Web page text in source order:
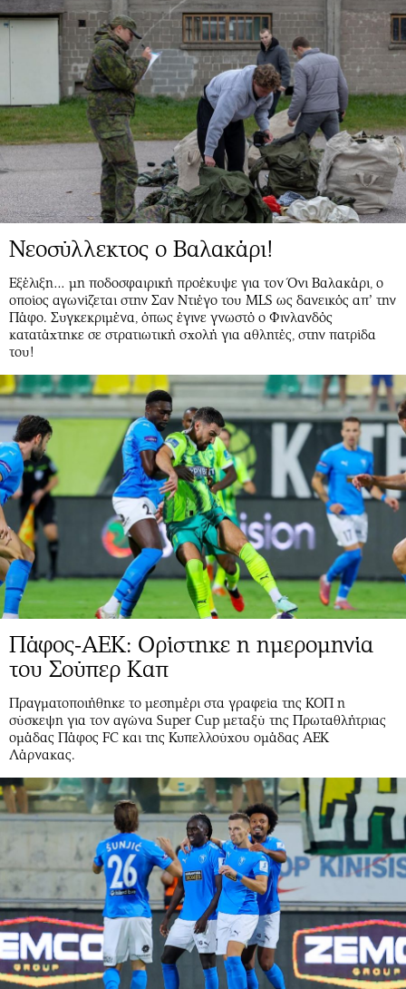
Νεοσύλλεκτος ο Βαλακάρι!
Εξέλιξη… μη ποδοσφαιρική προέκυψε για τον Όνι Βαλακάρι, ο
οποίος αγωνίζεται στην Σαν Ντιέγο του MLS ως δανεικός απ’ την
Πάφο. Συγκεκριμένα, όπως έγινε γνωστό ο Φινλανδός
κατατάχτηκε σε στρατιωτική σχολή για αθλητές, στην πατρίδα
του!
Πάφος-ΑΕΚ: Ορίστηκε η ημερομηνία
του Σούπερ Καπ
Πραγματοποιήθηκε το μεσημέρι στα γραφεία της ΚΟΠ η
σύσκεψη για τον αγώνα Super Cup μεταξύ της Πρωταθλήτριας
ομάδας Πάφος FC και της Κυπελλούχου ομάδας ΑΕΚ
Λάρνακας.